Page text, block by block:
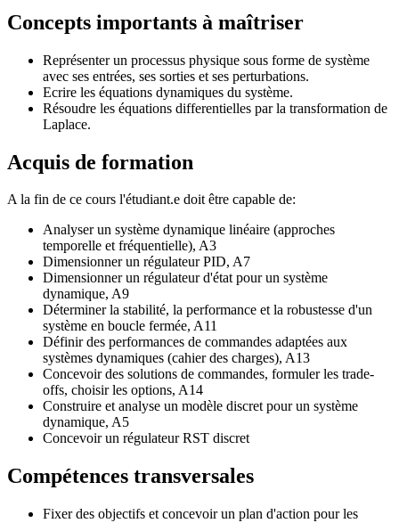
Concepts importants à maîtriser
Représenter un processus physique sous forme de système
avec ses entrées, ses sorties et ses perturbations.
Ecrire les équations dynamiques du système.
Résoudre les équations differentielles par la transformation de
Laplace.
Acquis de formation
A la fin de ce cours l'étudiant.e doit être capable de:
Analyser un système dynamique linéaire (approches
temporelle et fréquentielle), A3
Dimensionner un régulateur PID, A7
Dimensionner un régulateur d'état pour un système
dynamique, A9
Déterminer la stabilité, la performance et la robustesse d'un
système en boucle fermée, A11
Définir des performances de commandes adaptées aux
systèmes dynamiques (cahier des charges), A13
Concevoir des solutions de commandes, formuler les trade-
offs, choisir les options, A14
Construire et analyse un modèle discret pour un système
dynamique, A5
Concevoir un régulateur RST discret
Compétences transversales
Fixer des objectifs et concevoir un plan d'action pour les